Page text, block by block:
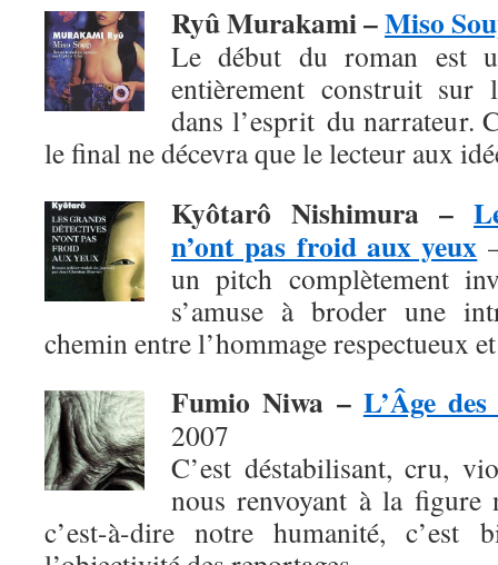
Ryû Murakami –Miso
Le début du roman est
entièrement construit sur
dans l’esprit du narrateur.
le finalne décevra que le lecteur aux
Kyôtarô Nishimura –
n’ont pas froid aux yeux
un pitch complètement
s’amuse à broder une
chemin entre l’hommage respectueux
Fumio Niwa – L’Âge
2007
C’est déstabilisant, cru,
nous renvoyant à la figure
c’est-à-dire notre humanité, c’est